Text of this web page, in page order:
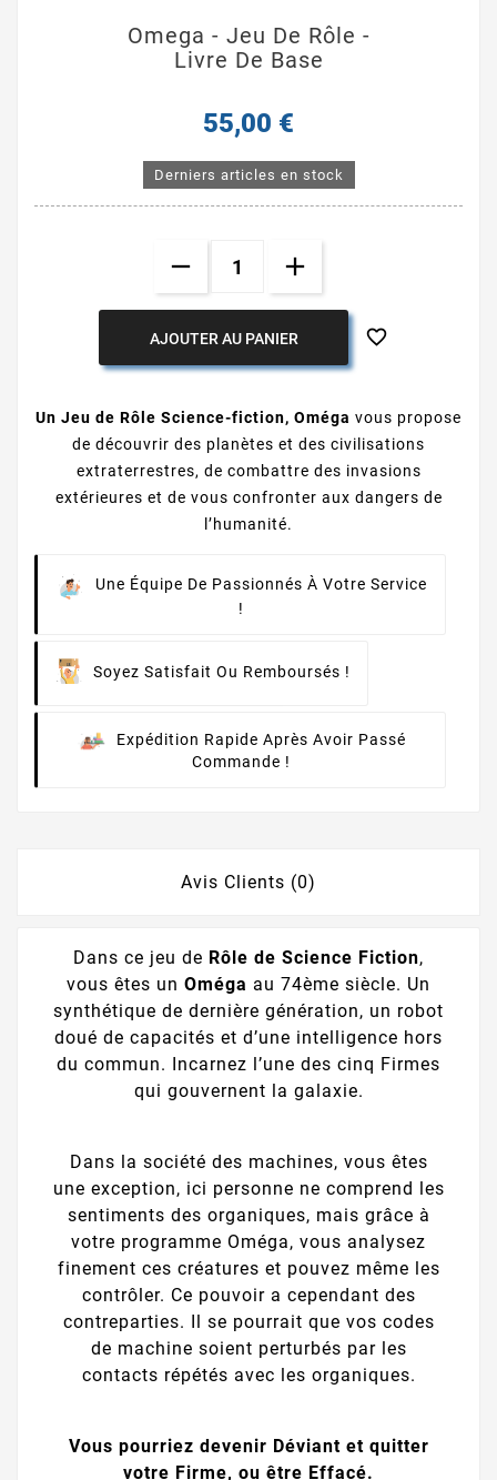
Omega - Jeu De Rôle -
Livre De Base
55,00 €
Derniers articles en stock
AJOUTER AU PANIER 
Un Jeu de Rôle Science-fiction, Oméga vous propose
de découvrir des planètes et des civilisations
extraterrestres, de combattre des invasions
extérieures et de vous confronter aux dangers de
l’humanité.
Une Équipe De Passionnés À Votre Service
!
Soyez Satisfait Ou Remboursés !
Expédition Rapide Après Avoir Passé
Commande !
Avis Clients (0)
Dans ce jeu de Rôle de Science Fiction,
vous êtes un Oméga au 74ème siècle. Un
synthétique de dernière génération, un robot
doué de capacités et d’une intelligence hors
du commun. Incarnez l’une des cinq Firmes
qui gouvernent la galaxie.
Dans la société des machines, vous êtes
une exception, ici personne ne comprend les
sentiments des organiques, mais grâce à
votre programme Oméga, vous analysez
finement ces créatures et pouvez même les
contrôler. Ce pouvoir a cependant des
contreparties. Il se pourrait que vos codes
de machine soient perturbés par les
contacts répétés avec les organiques.
Vous pourriez devenir Déviant et quitter
votre Firme, ou être Effacé.